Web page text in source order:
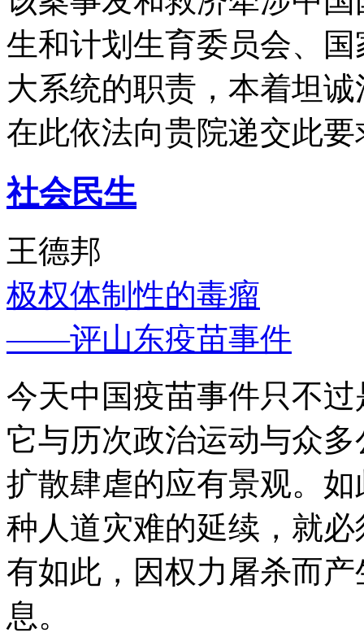
生和计划生育委员会、
大系统的职责，本着坦
在此依法向贵院递交此要
社会民生
王德邦
极权体制性的毒瘤
——评山东疫苗事件
今天中国疫苗事件只不
它与历次政治运动与众
扩散肆虐的应有景观。
种人道灾难的延续，就
有如此，因权力屠杀而
息。